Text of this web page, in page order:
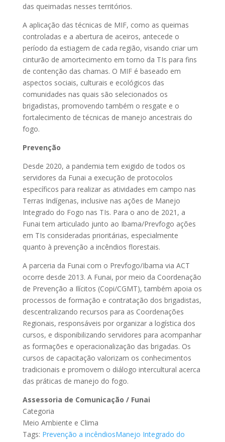
das queimadas nesses territórios.
A aplicação das técnicas de MIF, como as queimas
controladas e a abertura de aceiros, antecede o
período da estiagem de cada região, visando criar um
cinturão de amortecimento em torno da TIs para fins
de contenção das chamas. O MIF é baseado em
aspectos sociais, culturais e ecológicos das
comunidades nas quais são selecionados os
brigadistas, promovendo também o resgate e o
fortalecimento de técnicas de manejo ancestrais do
fogo.
Prevenção
Desde 2020, a pandemia tem exigido de todos os
servidores da Funai a execução de protocolos
específicos para realizar as atividades em campo nas
Terras Indígenas, inclusive nas ações de Manejo
Integrado do Fogo nas TIs. Para o ano de 2021, a
Funai tem articulado junto ao Ibama/Prevfogo ações
em TIs consideradas prioritárias, especialmente
quanto à prevenção a incêndios florestais.
A parceria da Funai com o Prevfogo/Ibama via ACT
ocorre desde 2013. A Funai, por meio da Coordenação
de Prevenção a Ilícitos (Copi/CGMT), também apoia os
processos de formação e contratação dos brigadistas,
descentralizando recursos para as Coordenações
Regionais, responsáveis por organizar a logística dos
cursos, e disponibilizando servidores para acompanhar
as formações e operacionalização das brigadas. Os
cursos de capacitação valorizam os conhecimentos
tradicionais e promovem o diálogo intercultural acerca
das práticas de manejo do fogo.
Assessoria de Comunicação / Funai
Categoria
Meio Ambiente e Clima
Tags: Prevenção a incêndiosManejo Integrado do